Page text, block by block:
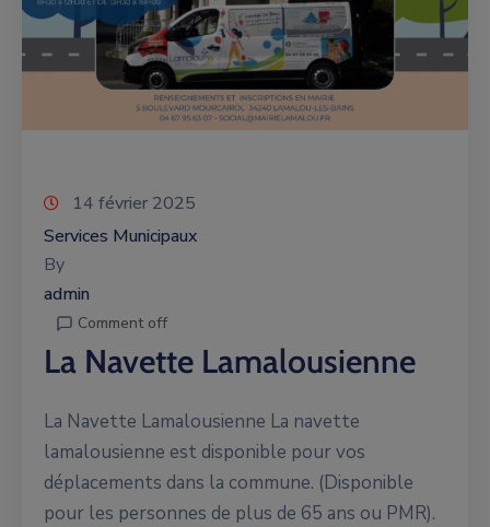
14 février 2025
Services Municipaux
By
admin
Comment off
La Navette Lamalousienne
La Navette Lamalousienne La navette
lamalousienne est disponible pour vos
déplacements dans la commune. (Disponible
pour les personnes de plus de 65 ans ou PMR).